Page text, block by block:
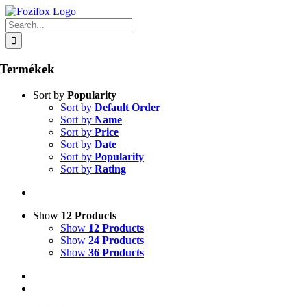
Skip
to
content
Search
for:
Termékek
Sort by Popularity
Sort by Default Order
Sort by Name
Sort by Price
Sort by Date
Sort by Popularity
Sort by Rating
Show 12 Products
Show 12 Products
Show 24 Products
Show 36 Products